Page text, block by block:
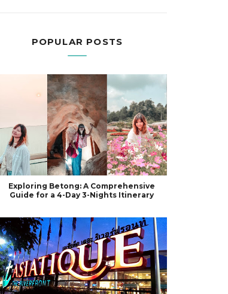
POPULAR POSTS
Exploring Betong: A Comprehensive
Guide for a 4-Day 3-Nights Itinerary